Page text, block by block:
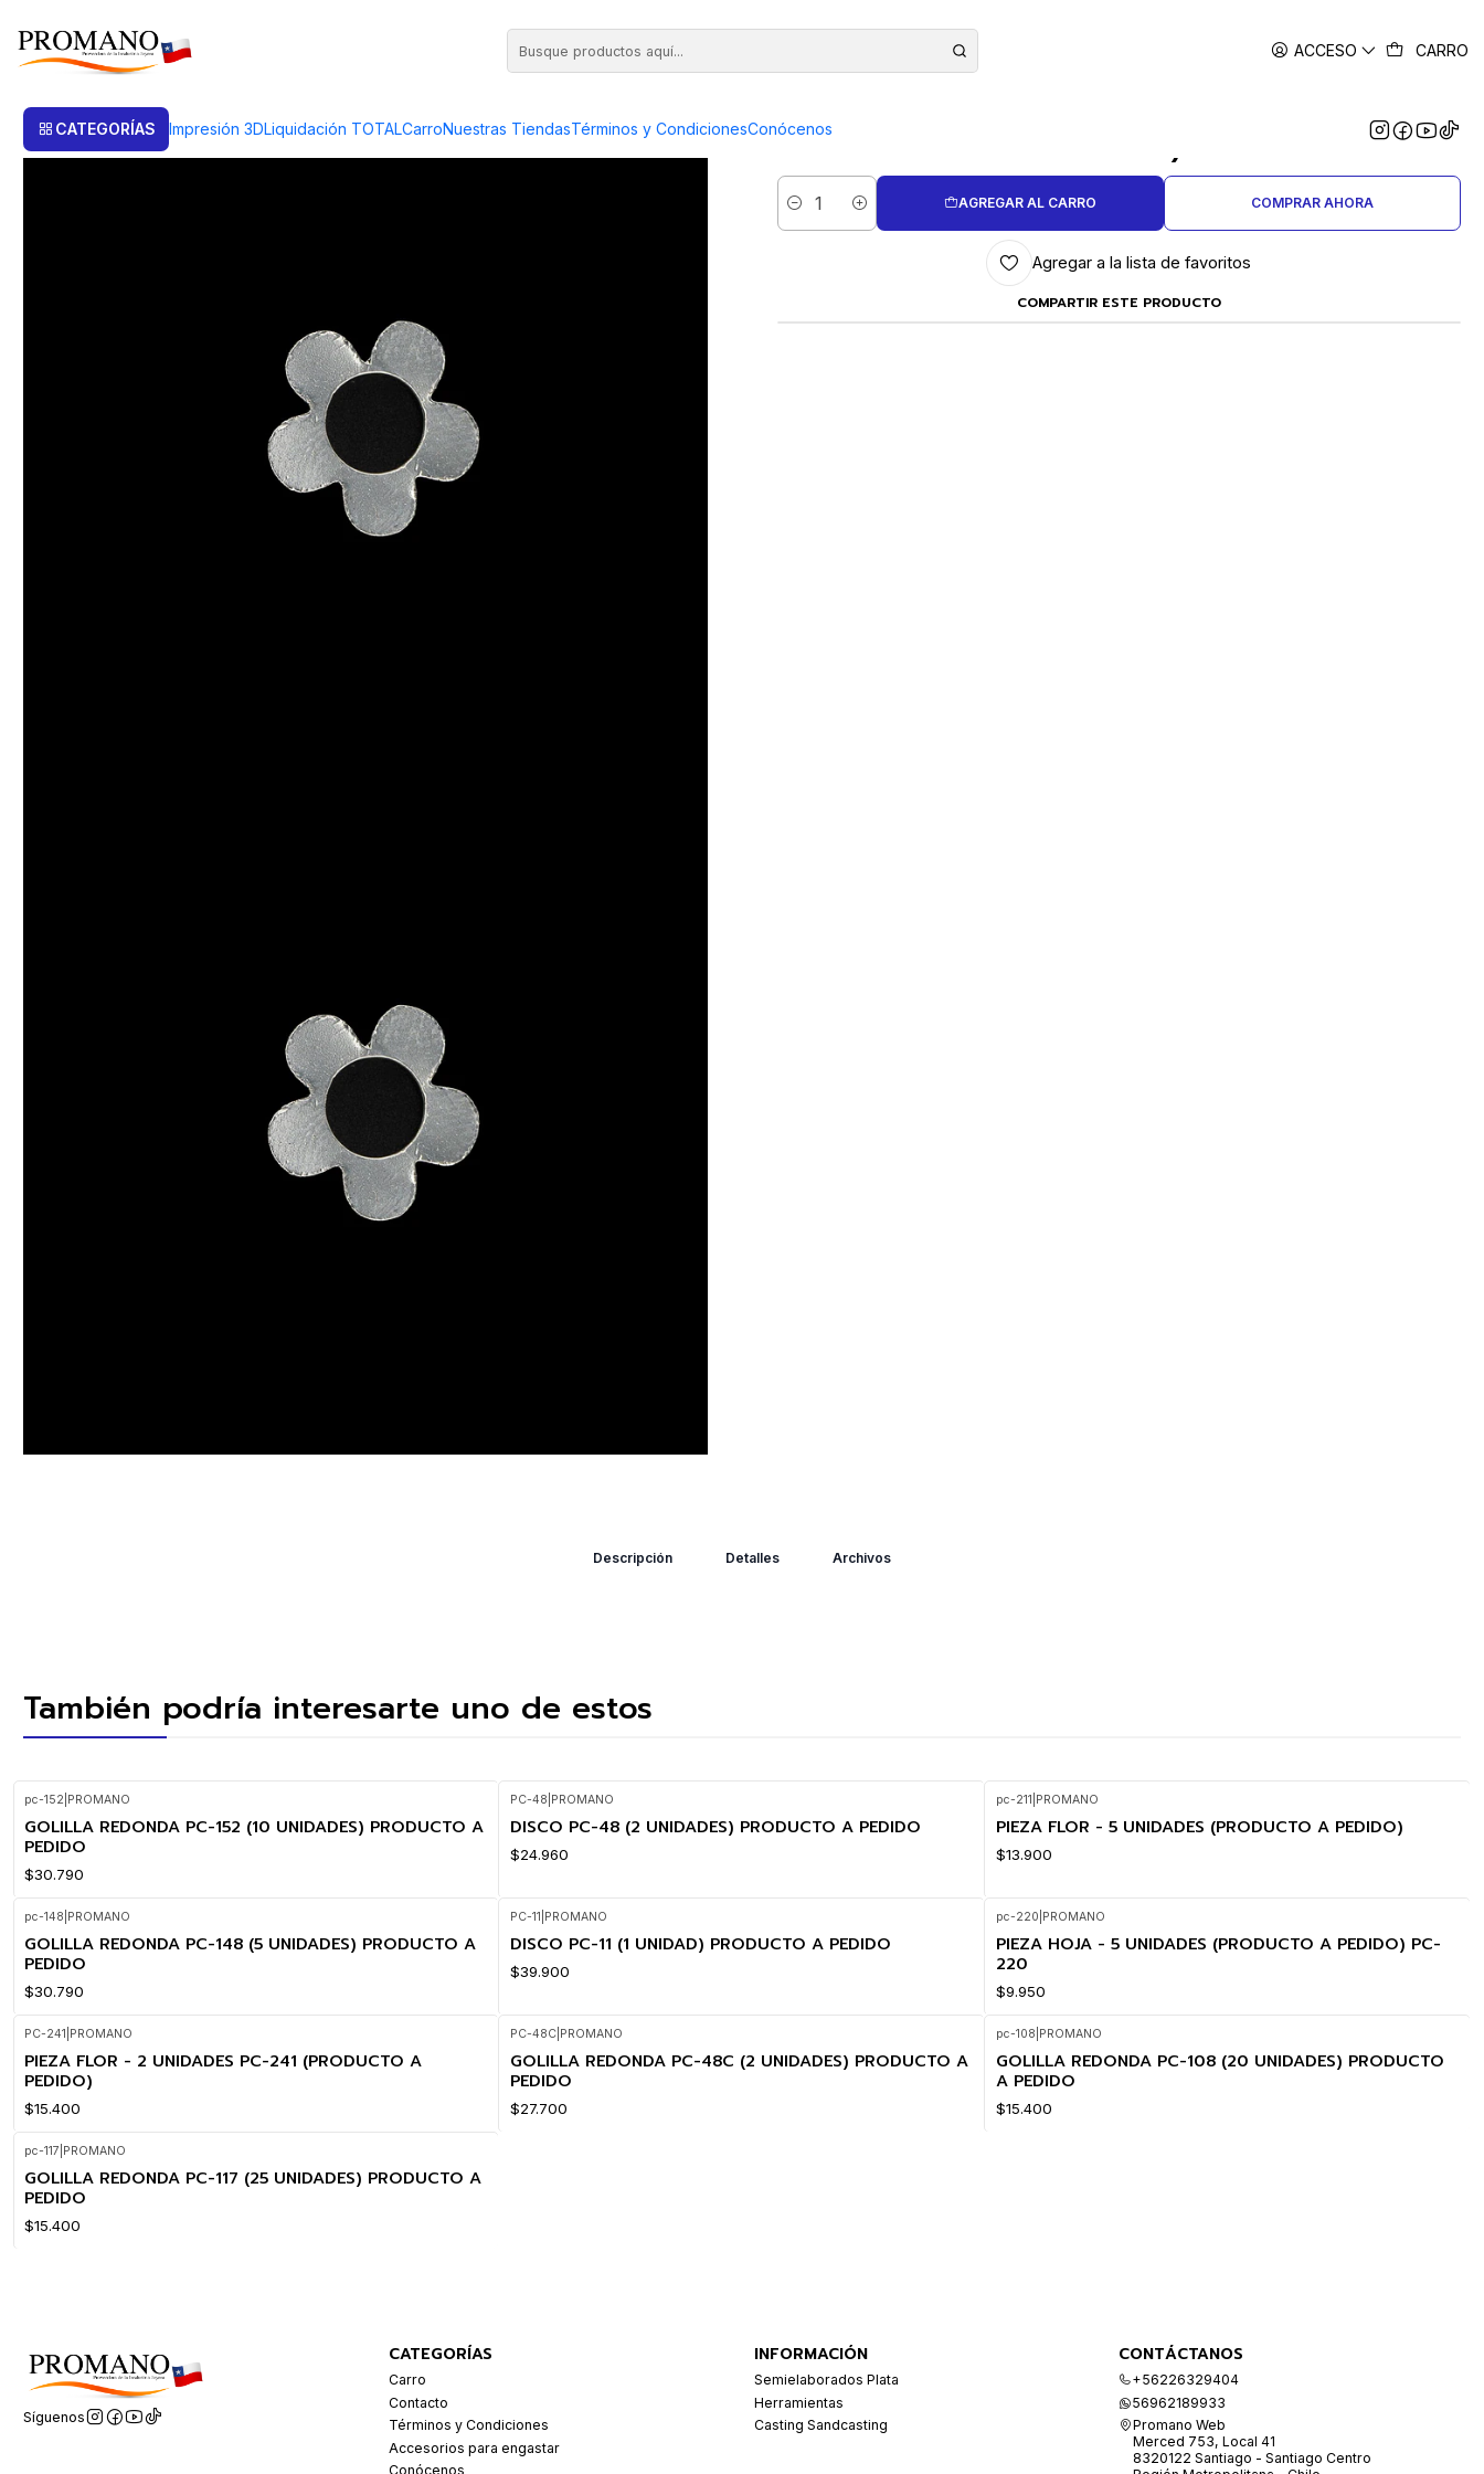
ACCESO CARRO
CATEGORÍAS Impresión 3DLiquidación TOTALCarroNuestras TiendasTérminos y CondicionesConócenosPIEZA FLOR - 10 UNIDADES (PRODUCTO A
PEDIDO)
Cantidad
AGREGAR AL CARRO COMPRAR AHORA
Agregar a la lista de favoritos
COMPARTIR ESTE PRODUCTO
Descripción Detalles Archivos
También podría interesarte uno de estos
pc-152 PROMANO
GOLILLA REDONDA PC-152 (10 UNIDADES) PRODUCTO A
PEDIDO
$30.790
PC-48 PROMANO
DISCO PC-48 (2 UNIDADES) PRODUCTO A PEDIDO
$24.960
pc-211 PROMANO
PIEZA FLOR - 5 UNIDADES (PRODUCTO A PEDIDO)
$13.900
pc-148 PROMANO
GOLILLA REDONDA PC-148 (5 UNIDADES) PRODUCTO A
PEDIDO
$30.790
PC-11 PROMANO
DISCO PC-11 (1 UNIDAD) PRODUCTO A PEDIDO
$39.900
pc-220 PROMANO
PIEZA HOJA - 5 UNIDADES (PRODUCTO A PEDIDO) PC-
220
$9.950
PC-241 PROMANO
PIEZA FLOR - 2 UNIDADES PC-241 (PRODUCTO A
PEDIDO)
$15.400
PC-48C| PROMANO
GOLILLA REDONDA PC-48C (2 UNIDADES) PRODUCTO A
PEDIDO
$27.700
pc-108 PROMANO
GOLILLA REDONDA PC-108 (20 UNIDADES) PRODUCTO
A PEDIDO
$15.400
pc-117 PROMANO
GOLILLA REDONDA PC-117 (25 UNIDADES) PRODUCTO A
PEDIDO
$15.400
Síguenos
CATEGORÍAS
Carro
Contacto
Términos y Condiciones
Accesorios para engastar
Conócenos
INFORMACIÓN
Semielaborados Plata
Herramientas
Casting Sandcasting
CONTÁCTANOS
+56226329404
56962189933
Promano Web
Merced 753, Local 41
8320122 Santiago - Santiago Centro